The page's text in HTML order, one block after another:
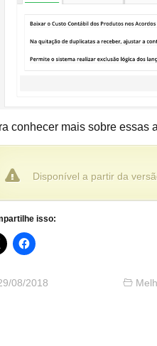
conhecer mais sobre essas
Disponível a partir da
isso:
08/2018